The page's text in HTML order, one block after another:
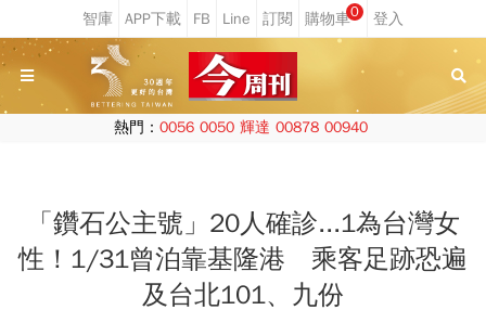
0
熱門： 0056 0050 輝達 00878 00940
「鑽石公主號」20人確診...1為台灣女
性！1/31曾泊靠基隆港 乘客足跡恐遍
及台北101、九份